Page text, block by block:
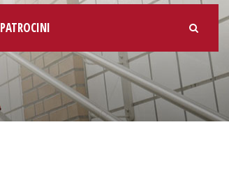
PATROCINI